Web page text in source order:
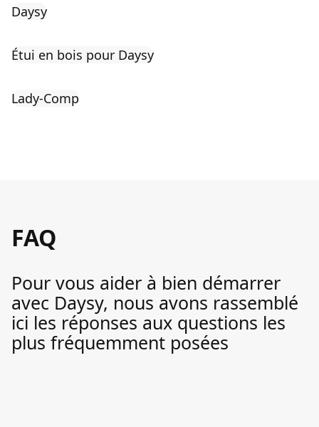
Daysy
Étui en bois pour Daysy
Lady-Comp
FAQ
Pour vous aider à bien démarrer
avec Daysy, nous avons rassemblé
ici les réponses aux questions les
plus fréquemment posées